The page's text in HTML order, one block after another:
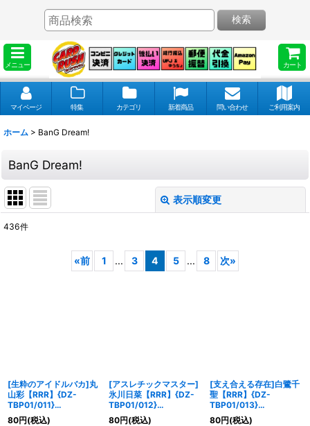
メニュー カート
検索
マイページ 特集 カテゴリ 新着商品 問い合わせ ご利用案内
ホーム > BanG Dream!
BanG Dream!
表示順変更
436件
«前 1 ... 3 4 5 ... 8 次»
[生粋のアイドルバカ]丸
山彩【RRR】{DZ-
TBP01/011}
《BanGDream!》
80円(税込)
[アスレチックマスター]
氷川日菜【RRR】{DZ-
TBP01/012}
《BanGDream!》
80円(税込)
[支え合える存在]白鷺千
聖【RRR】{DZ-
TBP01/013}
《BanGDream!》
80円(税込)